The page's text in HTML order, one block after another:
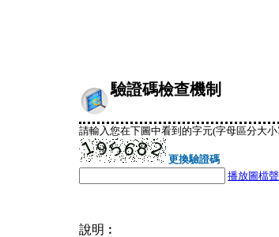
驗證碼檢查機制
請輸入您在下圖中看到的字元(字母區分大
更換驗證碼
播放圖檔
說明︰